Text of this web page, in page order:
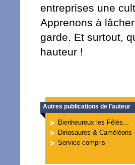
entreprises une
Apprenons à
garde. Et surtout,
hauteur !
Autres publications de l’auteur
Bienheureux les Fêlés...
Dinosaures & Caméléons
Service compris